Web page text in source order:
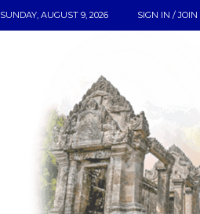
SUNDAY, AUGUST 9, 2026 SIGN IN / JOIN